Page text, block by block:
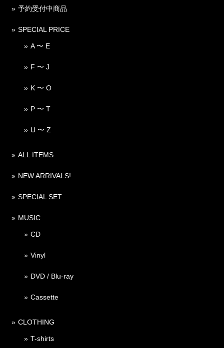
予約受付中商品
SPECIAL PRICE
A 〜 E
F 〜 J
K 〜 O
P 〜 T
U 〜 Z
ALL ITEMS
NEW ARRIVALS!
SPECIAL SET
MUSIC
CD
Vinyl
DVD / Blu-ray
Cassette
CLOTHING
T-shirts